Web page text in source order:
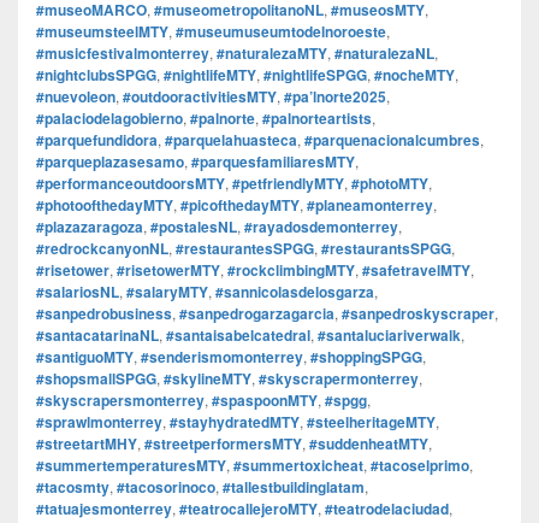
#museoMARCO, #museometropolitanoNL, #museosMTY,
#museumsteelMTY, #museumuseumtodelnoroeste,
#musicfestivalmonterrey, #naturalezaMTY, #naturalezaNL,
#nightclubsSPGG, #nightlifeMTY, #nightlifeSPGG, #nocheMTY,
#nuevoleon, #outdooractivitiesMTY, #pa’lnorte2025,
#palaciodelagobierno, #palnorte, #palnorteartists,
#parquefundidora, #parquelahuasteca, #parquenacionalcumbres,
#parqueplazasesamo, #parquesfamiliaresMTY,
#performanceoutdoorsMTY, #petfriendlyMTY, #photoMTY,
#photoofthedayMTY, #picofthedayMTY, #planeamonterrey,
#plazazaragoza, #postalesNL, #rayadosdemonterrey,
#redrockcanyonNL, #restaurantesSPGG, #restaurantsSPGG,
#risetower, #risetowerMTY, #rockclimbingMTY, #safetravelMTY,
#salariosNL, #salaryMTY, #sannicolasdelosgarza,
#sanpedrobusiness, #sanpedrogarzagarcia, #sanpedroskyscraper,
#santacatarinaNL, #santaisabelcatedral, #santaluciariverwalk,
#santiguoMTY, #senderismomonterrey, #shoppingSPGG,
#shopsmallSPGG, #skylineMTY, #skyscrapermonterrey,
#skyscrapersmonterrey, #spaspoonMTY, #spgg,
#sprawlmonterrey, #stayhydratedMTY, #steelheritageMTY,
#streetartMHY, #streetperformersMTY, #suddenheatMTY,
#summertemperaturesMTY, #summertoxicheat, #tacoselprimo,
#tacosmty, #tacosorinoco, #tallestbuildinglatam,
#tatuajesmonterrey, #teatrocallejeroMTY, #teatrodelaciudad,